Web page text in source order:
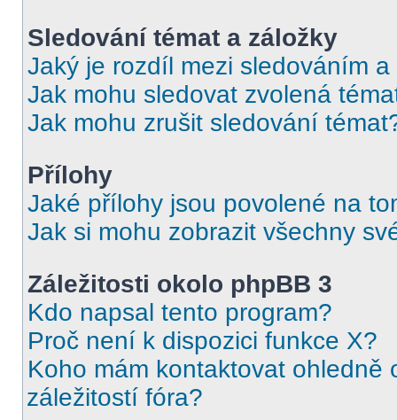
Sledování témat a záložky
Jaký je rozdíl mezi sledováním a
Jak mohu sledovat zvolená
Jak mohu zrušit sledování
Přílohy
Jaké přílohy jsou povolené na
Jak si mohu zobrazit všechny
Záležitosti okolo phpBB 3
Kdo napsal tento program?
Proč není k dispozici funkce X?
Koho mám kontaktovat
záležitostí fóra?